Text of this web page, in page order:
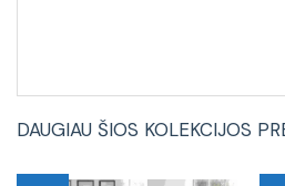
DAUGIAU ŠIOS KOLEKCIJOS